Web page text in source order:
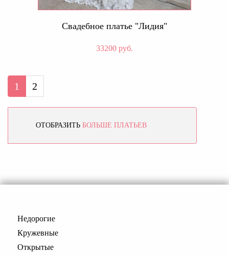
Свадебное платье "Лидия"
33200 руб.
1 2
ОТОБРАЗИТЬ БОЛЬШЕ ПЛАТЬЕВ
Недорогие
Кружевные
Открытые